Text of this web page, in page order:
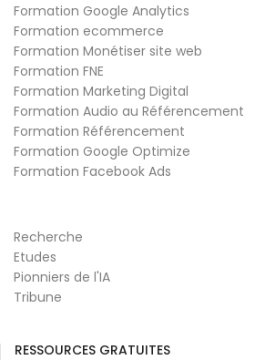
Formation Google Analytics
Formation ecommerce
Formation Monétiser site web
Formation FNE
Formation Marketing Digital
Formation Audio au Référencement
Formation Référencement
Formation Google Optimize
Formation Facebook Ads
Recherche
Etudes
Pionniers de l'IA
Tribune
RESSOURCES GRATUITES